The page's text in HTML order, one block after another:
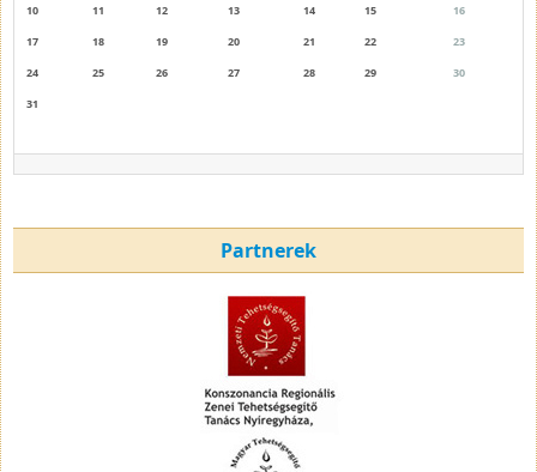
10
11 12 13 14 15
16
17
18 19 20 21 22
23
24
25 26 27 28 29
30
31
Partnerek